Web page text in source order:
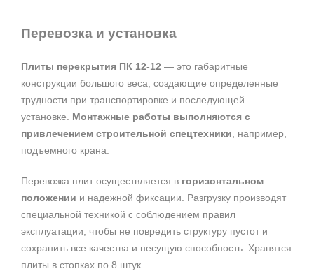
Перевозка и установка
Плиты перекрытия ПК 12-12 — это габаритные
конструкции большого веса, создающие определенные
трудности при транспортировке и последующей
установке. Монтажные работы выполняются с
привлечением строительной спецтехники , например,
подъемного крана.
Перевозка плит осуществляется в горизонтальном
положении и надежной фиксации. Разгрузку производят
специальной техникой с соблюдением правил
эксплуатации, чтобы не повредить структуру пустот и
сохранить все качества и несущую способность. Хранятся
плиты в стопках по 8 штук.